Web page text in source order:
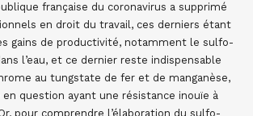
française du coronavirus a supprimé
en droit du travail, ces derniers étant
gains de productivité, notamment le sulfo-
l’eau, et ce dernier reste indispensable
au tungstate de fer et de manganèse,
en question ayant une résistance inouïe à
pour comprendre l’élaboration du sulfo-